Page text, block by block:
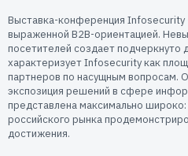
Выставка-конференция Infosecurity
выраженной B2B-ориентацией.
посетителей создает подчеркнуто
характеризует Infosecurity как
партнеров по насущным вопросам.
экспозиция решений в сфере
представлена максимально
российского рынка
достижения.